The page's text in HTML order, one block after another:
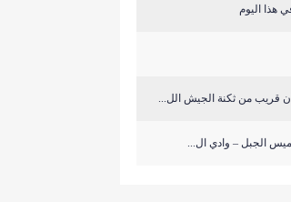
هذا اليوم
الجبل – وادي ال...